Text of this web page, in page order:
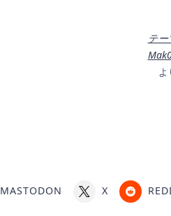
テ
よ
MASTODON X